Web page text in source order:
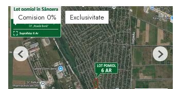
Comision 0% Exclusivitate
Previous Next